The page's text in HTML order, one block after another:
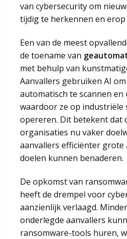
van cybersecurity om
tijdig te herkennen en
Een van de meest
de toename van
met behulp van
Aanvallers gebruiken AI
automatisch te scannen
waardoor ze op industriële
opereren. Dit betekent dat
organisaties nu vaker
aanvallers efficiënter
doelen kunnen benaderen.
De opkomst van
heeft de drempel voor
aanzienlijk verlaagd.
onderlegde aanvallers
ransomware-tools huren,